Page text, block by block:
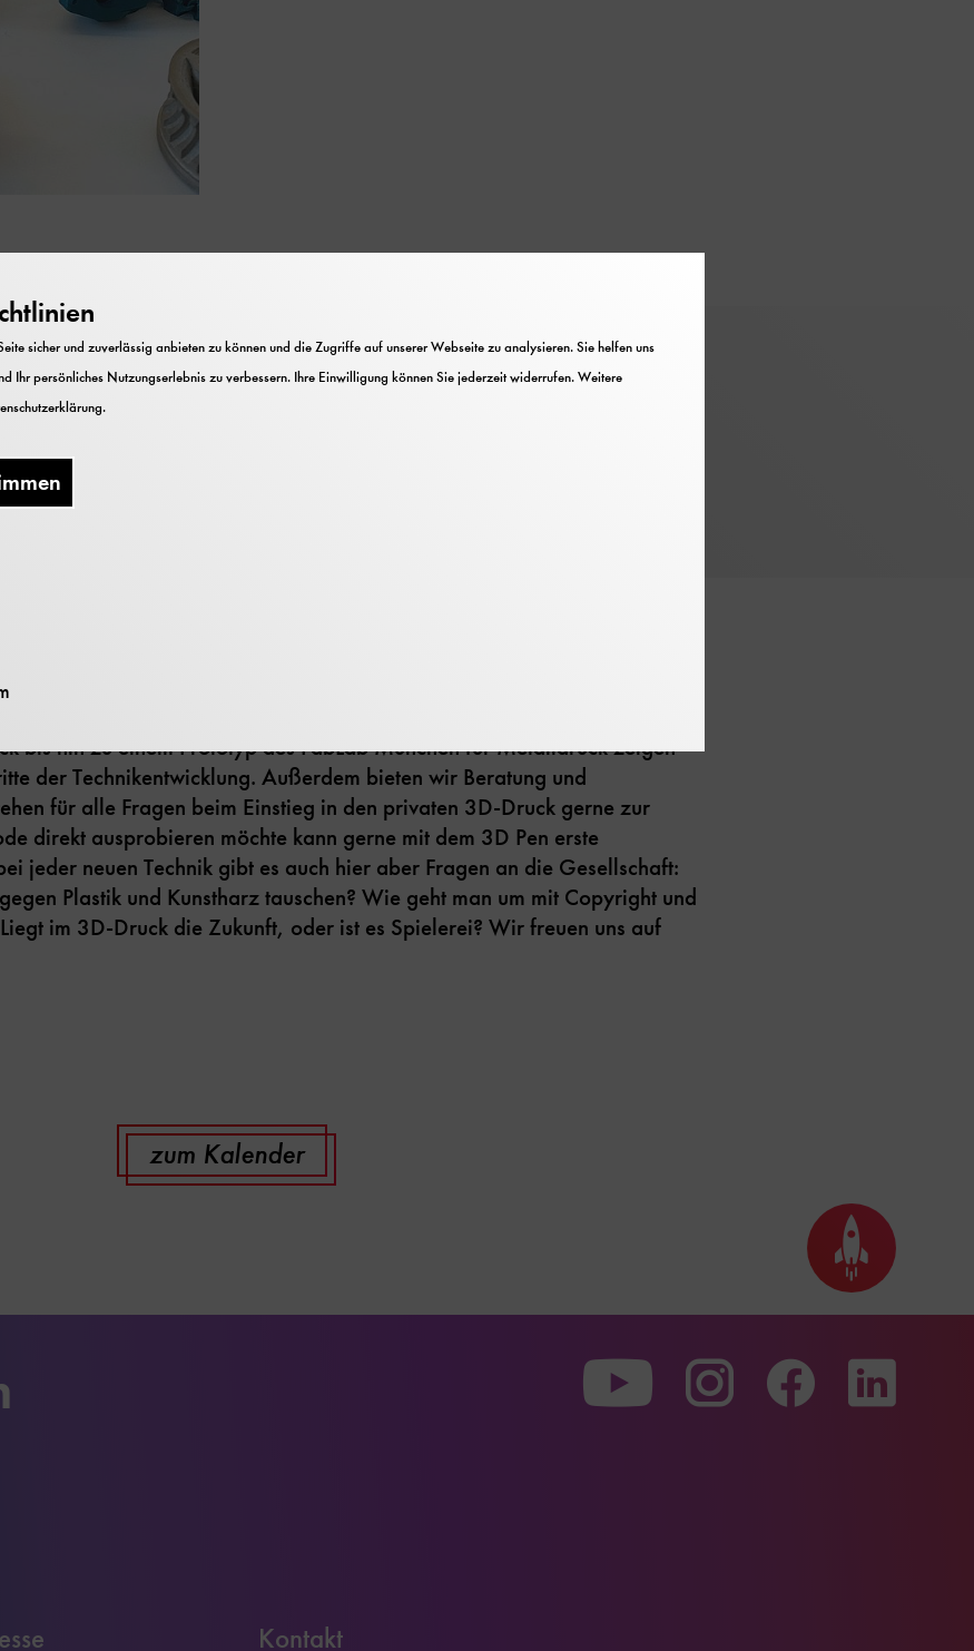
Kosten Hinweise
Lab in der Eingangshalle gibt während der Weihnachtsferien alles rund
bis hin zu einem Prototyp des FabLab München für Metalldruck zeigen
der Technikentwicklung. Außerdem bieten wir Beratung und
für alle Fragen beim Einstieg in den privaten 3D-Druck gerne zur
direkt ausprobieren möchte kann gerne mit dem 3D Pen erste
jeder neuen Technik gibt es auch hier aber Fragen an die Gesellschaft:
Plastik und Kunstharz tauschen? Wie geht man um mit Copyright und
im 3D-Druck die Zukunft, oder ist es Spielerei? Wir freuen uns auf
zum Kalender
Seite
nach
oben
Kontakt
Zu
unserer
Zu
unserer
Zu
unserer
sicher und zuverlässig anbieten zu können und die Zugriffe auf unserer Webseite zu analysieren. Sie helfen uns
Ihr persönliches Nutzungserlebnis zu verbessern. Ihre Einwilligung können Sie jederzeit widerrufen. Weitere
.